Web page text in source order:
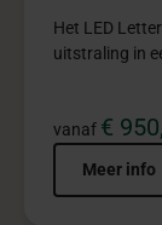
Het LED
uitstraling in
vanaf €
Meer info